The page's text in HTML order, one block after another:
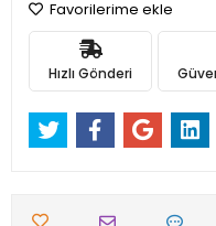
Favorilerime ekle
Hızlı Gönderi